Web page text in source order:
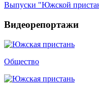
Выпуски "Южской
Видеорепортажи
Общество